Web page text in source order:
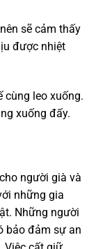
sẽ cảm thấy
được nhiệt
cùng leo xuống.
xuống đấy.
người già và
những gia
Những người
bảo đảm sự an